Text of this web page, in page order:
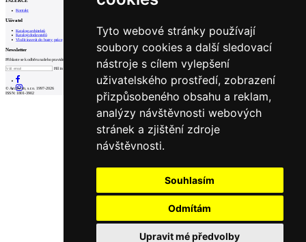
Tyto webové stránky používají
soubory cookies a další sledovací
nástroje s cílem vylepšení
uživatelského prostředí, zobrazení
přizpůsobeného obsahu a reklam,
analýzy návštěvnosti webových
stránek a zjištění zdroje
návštěvnosti.
Souhlasím
Odmítám
Upravit mé předvolby
Kontakt
Uživatel
Katalog architektů
Katalog dodavatelů
Vložit inzerát do burzy práce
Newsletter
Přihlaste se k odběru našeho pravidelného týdenního newsletteru:
Fill in „nospam“
© Archiweb, s.r.o. 1997-2026
ISSN: 1801-3902